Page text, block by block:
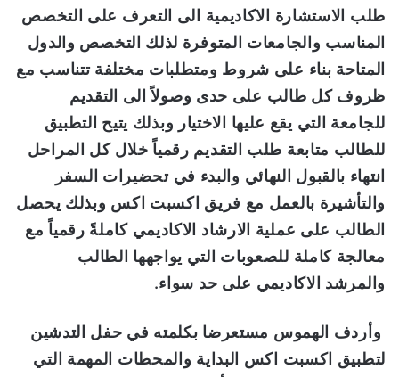
طلب الاستشارة الاكاديمية الى التعرف على التخصص
المناسب والجامعات المتوفرة لذلك التخصص والدول
المتاحة بناء على شروط ومتطلبات مختلفة تتناسب مع
ظروف كل طالب على حدى وصولاً الى التقديم
للجامعة التي يقع عليها الاختيار وبذلك يتيح التطبيق
للطالب متابعة طلب التقديم رقمياً خلال كل المراحل
انتهاء بالقبول النهائي والبدء في تحضيرات السفر
والتأشيرة بالعمل مع فريق اكسبت اكس وبذلك يحصل
الطالب على عملية الارشاد الاكاديمي كاملةً رقمياً مع
معالجة كاملة للصعوبات التي يواجهها الطالب
والمرشد الاكاديمي على حد سواء.
وأردف الهموس مستعرضا بكلمته في حفل التدشين
لتطبيق اكسبت اكس البداية والمحطات المهمة التي